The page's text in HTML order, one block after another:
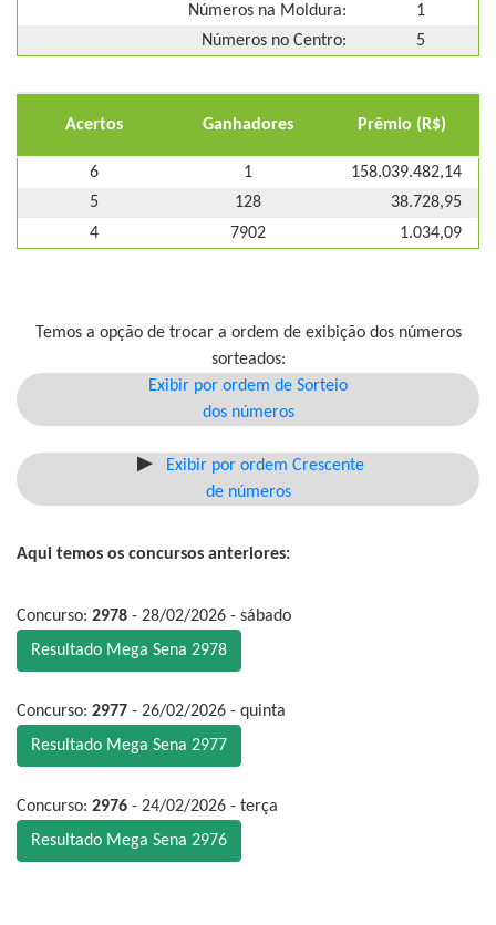
Números na Moldura:
1
Números no Centro:
5
Acertos Ganhadores Prêmio (R$)
6 1
158.039.482,14
5
128
38.728,95
4
7902 1.034,09
Temos a opção de trocar a ordem de exibição dos números
sorteados:
Exibir por ordem de Sorteio
dos números
Exibir por ordem Crescente
de números
Aqui temos os concursos anteriores:
Concurso: 2978 - 28/02/2026 - sábado
Resultado Mega Sena 2978
Concurso: 2977 - 26/02/2026 - quinta
Resultado Mega Sena 2977
Concurso: 2976 - 24/02/2026 - terça
Resultado Mega Sena 2976